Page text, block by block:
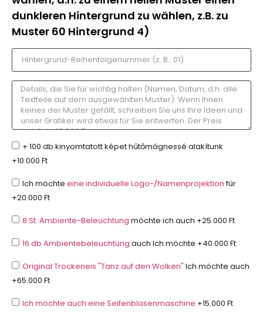
dunkleren Hintergrund zu wählen, z.B. zu
Muster 60 Hintergrund 4)
+ 100 db kinyomtatott képet hűtőmágnessé alakítunk
+10.000 Ft
Ich möchte eine individuelle Logo-/Namenprojektionfür
+20.000 Ft
8 St. Ambiente-Beleuchtung möchte ich auch +25.000 Ft
16 db Ambientebeleuchtung auch Ich möchte +40.000 Ft
Original Trockeneis "Tanz auf den Wolken" Ich möchte auch
+65.000 Ft
Ich möchte auch eine Seifenblasenmaschine +15.000 Ft